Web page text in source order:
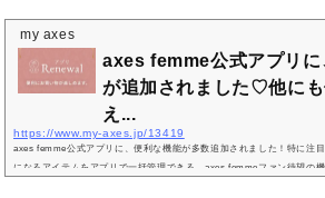
my axes
axes femme公式アプリに
が追加されました♡他に
え...
https://www.my-axes.jp/13419
axes femme公式アプリに、便利な機能が多数追加されました！特に注
になるアイテムをアプリで一括管理できる、axes femmeファン待望の